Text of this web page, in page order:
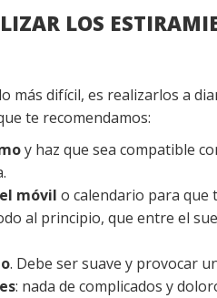
LOS
más difícil, es realizarlos a
te recomendamos:
y haz que sea compatible
móvil o calendario para que
al principio, que entre el
. Debe ser suave y provocar
: nada de complicados y